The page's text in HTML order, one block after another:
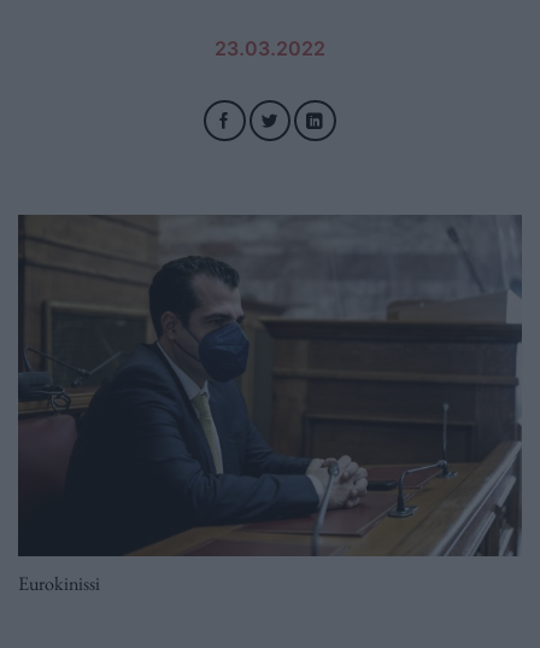
23.03.2022
Eurokinissi